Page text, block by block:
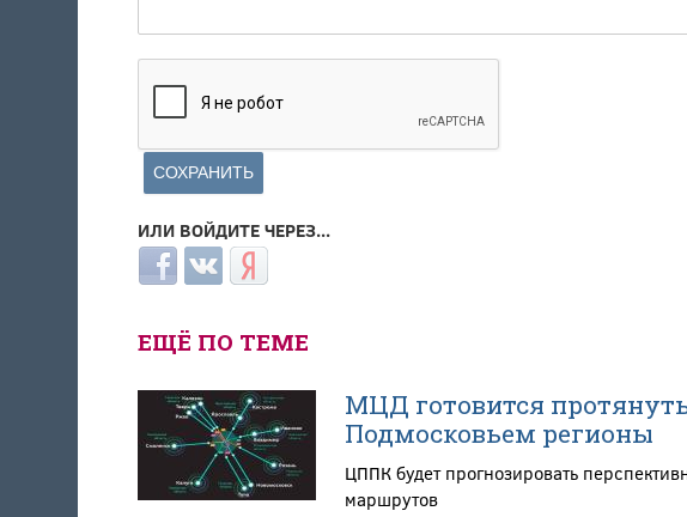
ИЛИ ВОЙДИТЕ ЧЕРЕЗ...
Login with Facebook
Login with ВКонтакте
Login with Яндекс
ЕЩЁ ПО ТЕМЕ
МЦД готовится
Подмосковьем регионы
ЦППК будет прогнозировать
маршрутов